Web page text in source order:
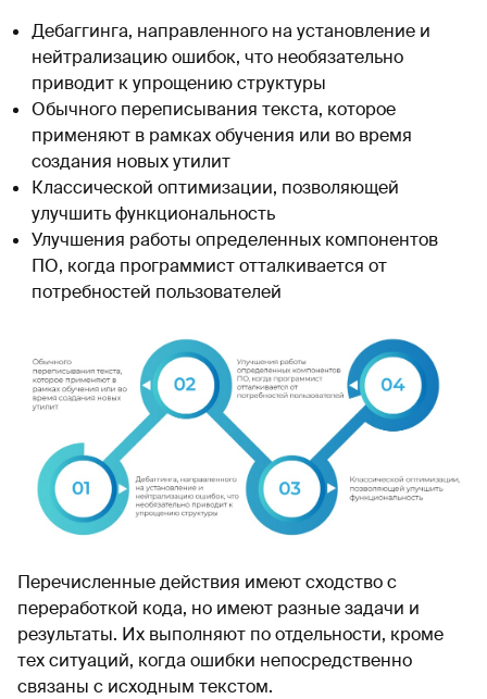
Дебаггинга, направленного на установление и
нейтрализацию ошибок, что необязательно
приводит к упрощению структуры
Обычного переписывания текста, которое
применяют в рамках обучения или во время
создания новых утилит
Классической оптимизации, позволяющей
улучшить функциональность
Улучшения работы определенных компонентов
ПО, когда программист отталкивается от
потребностей пользователей
Перечисленные действия имеют сходство с
переработкой кода, но имеют разные задачи и
результаты. Их выполняют по отдельности, кроме
тех ситуаций, когда ошибки непосредственно
связаны с исходным текстом.